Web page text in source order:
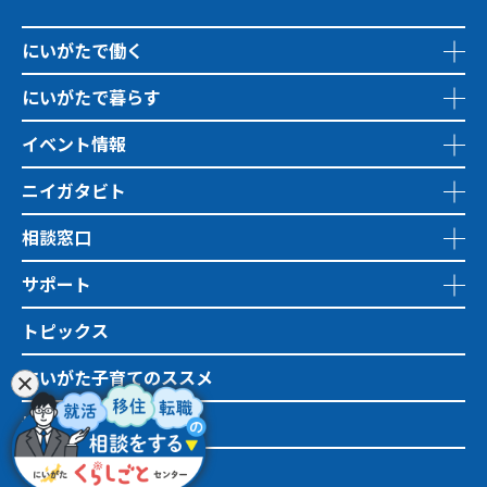
にいがたで働く
にいがたで暮らす
イベント情報
ニイガタビト
相談窓口
サポート
トピックス
にいがた子育てのススメ
地域おこし協力隊
市町村情報